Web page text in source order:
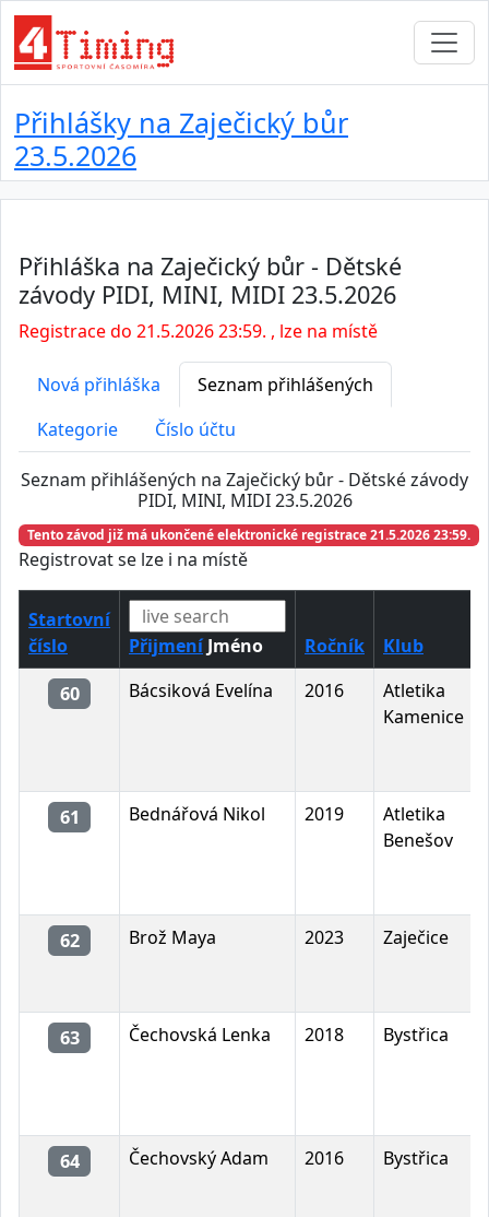
Přihlášky na Zaječický bůr
23.5.2026
Přihláška na Zaječický bůr - Dětské
závody PIDI, MINI, MIDI 23.5.2026
Registrace do 21.5.2026 23:59. , lze na místě
Nová přihláška
Seznam přihlášených
Kategorie
Číslo účtu
Seznam přihlášených na Zaječický bůr - Dětské závody
PIDI, MINI, MIDI 23.5.2026
Tento závod již má ukončené elektronické registrace 21.5.2026 23:59.
Registrovat se lze i na místě
Startovní
číslo
PřijmeníJméno Ročník
Klub
60
Bácsiková Evelína 2016
Atletika
Kamenice
61 Bednářová Nikol 2019
Atletika
Benešov
62 Brož Maya 2023 Zaječice
63 Čechovská Lenka 2018 Bystřica
64 Čechovský Adam 2016 Bystřica